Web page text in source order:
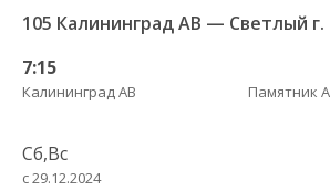
105 Калининград АВ — Светлый г.
7:15
Калининград АВ
Сб,Вс
с 29.12.2024